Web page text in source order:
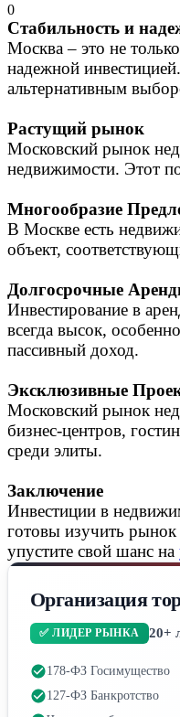
0
Стабильность и
Москва – это не
надежной
альтернативным
Растущий рынок
Московский рынок
недвижимости. Этот
Многообразие
В Москве есть
объект,
Долгосрочные
Инвестирование в
всегда высок,
пассивный доход.
Эксклюзивные
Московский рынок
бизнес-центров,
среди элиты.
Заключение
Инвестиции в
готовы изучить
упустите свой шанс на
Организация
✅ ЛИДЕР РЫНКА 20+
178-ФЗ Госимущество
127-ФЗ Банкротство